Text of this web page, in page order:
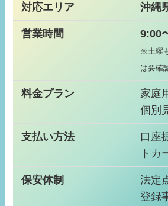
対応エリア 沖縄
営業時間 9:00
※土曜
は要確
料金プラン
家庭
個別
支払い方法
口座
トカ
保安体制
法定
登録